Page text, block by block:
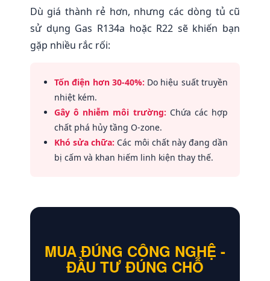
Dù giá thành rẻ hơn, nhưng các dòng tủ cũ
sử dụng Gas R134a hoặc R22 sẽ khiến bạn
gặp nhiều rắc rối:
Tốn điện hơn 30-40%: Do hiệu suất truyền
nhiệt kém.
Gây ô nhiễm môi trường: Chứa các hợp
chất phá hủy tầng O-zone.
Khó sửa chữa: Các môi chất này đang dần
bị cấm và khan hiếm linh kiện thay thế.
MUA ĐÚNG CÔNG NGHỆ -
ĐẦU TƯ ĐÚNG CHỖ